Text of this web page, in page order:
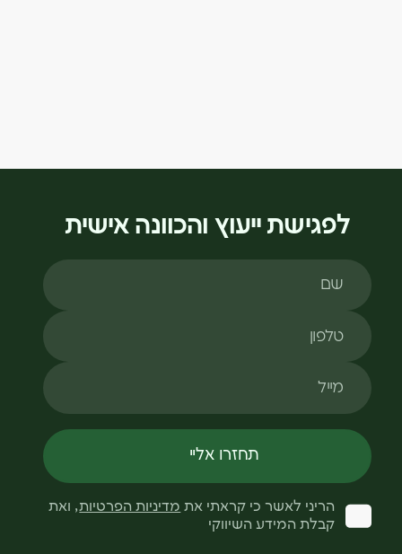
לפגישת ייעוץ והכוונה אישית
שם
טלפון
מייל
תחזרו אליי
הריני לאשר כי קראתי את מדיניות הפרטיות, ואת
קבלת המידע השיווקי